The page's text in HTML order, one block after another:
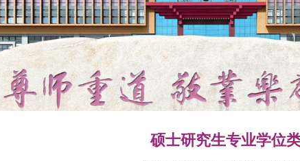
硕士研究生专业学位